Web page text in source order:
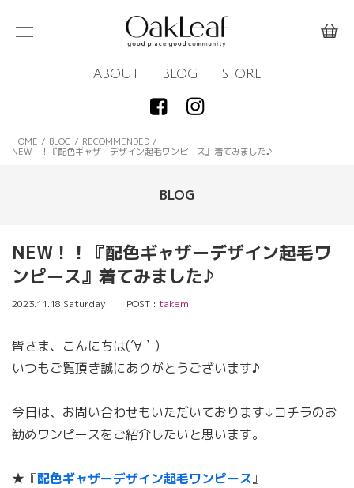
ABOUT BLOG STORE
HOME / BLOG / RECOMMENDED /
NEW！！『配色ギャザーデザイン起毛ワンピース』着てみました♪
BLOG
NEW！！『配色ギャザーデザイン起毛ワ
ンピース』着てみました♪
2023.11.18 Saturday POST : takemi
皆さま、こんにちは(´∀｀)
いつもご覧頂き誠にありがとうございます♪
今日は、お問い合わせもいただいております↓コチラのお
勧めワンピースをご紹介したいと思います。
★『配色ギャザーデザイン起毛ワンピース』